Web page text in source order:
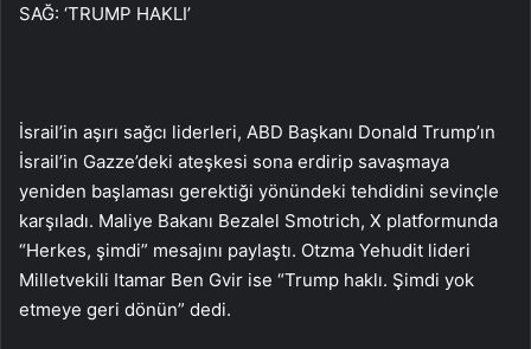
SAĞ: ‘TRUMP HAKLI’
İsrail’in aşırı sağcı liderleri, ABD Başkanı Donald Trump’ın
İsrail’in Gazze’deki ateşkesi sona erdirip savaşmaya
yeniden başlaması gerektiği yönündeki tehdidini sevinçle
karşıladı. Maliye Bakanı Bezalel Smotrich, X platformunda
“Herkes, şimdi” mesajını paylaştı. Otzma Yehudit lideri
Milletvekili Itamar Ben Gvir ise “Trump haklı. Şimdi yok
etmeye geri dönün” dedi.